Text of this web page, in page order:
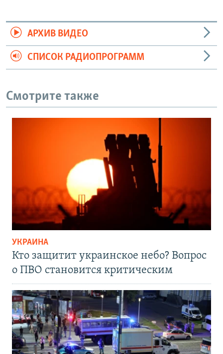
АРХИВ ВИДЕО
СПИСОК РАДИОПРОГРАММ
Смотрите также
УКРАИНА
Кто защитит украинское небо? Вопрос
о ПВО становится критическим